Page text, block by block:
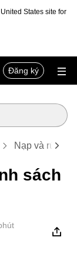
States site for
Đăng ký
Nạp và rút tiền
sách